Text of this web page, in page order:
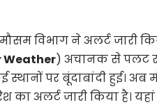
विभाग ने अलर्ट जारी
Weather) अचानक से पलट
पर बूंदाबांदी हुई। अब
अलर्ट जारी किया है।